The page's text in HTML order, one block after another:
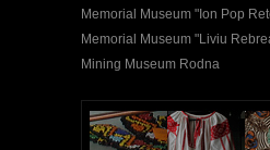
Memorial Museum "Ion Pop
Memorial Museum "Liviu
Mining Museum Rodna